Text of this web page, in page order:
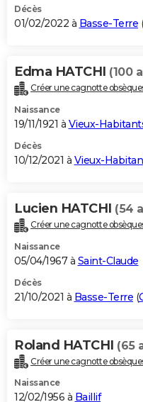
Décès
01/02/2022 à Basse-Terre (
Edma HATCHI (100
Créer une cagnotte
Naissance
19/11/1921 à Vieux-
Décès
10/12/2021 à Vieux-
Lucien HATCHI (54
Créer une cagnotte
Naissance
05/04/1967 à Saint-Claude
Décès
21/10/2021 à Basse-Terre (
Roland HATCHI (65
Créer une cagnotte
Naissance
12/02/1956 à Baillif